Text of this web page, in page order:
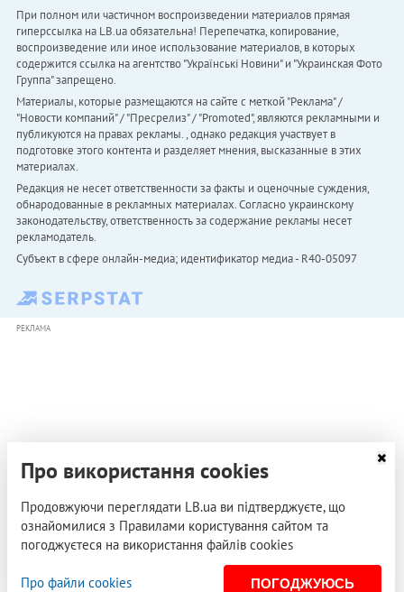
При полном или частичном воспроизведении материалов прямая
гиперссылка на LB.ua обязательна! Перепечатка, копирование,
воспроизведение или иное использование материалов, в которых
содержится ссылка на агентство "Українськi Новини" и "Украинская Фото
Группа" запрещено.
Материалы, которые размещаются на сайте с меткой "Реклама" /
"Новости компаний" / "Пресрелиз" / "Promoted", являются рекламными и
публикуются на правах рекламы. , однако редакция участвует в
подготовке этого контента и разделяет мнения, высказанные в этих
материалах.
Редакция не несет ответственности за факты и оценочные суждения,
обнародованные в рекламных материалах. Согласно украинскому
законодательству, ответственность за содержание рекламы несет
рекламодатель.
Субъект в сфере онлайн-медиа; идентификатор медиа - R40-05097
РЕКЛАМА
Про використання cookies
Продовжуючи переглядати LB.ua ви підтверджуєте, що
ознайомилися з Правилами користування сайтом та
погоджуєтеся на використання файлів cookies
Про файли cookies ПОГОДЖУЮСЬ